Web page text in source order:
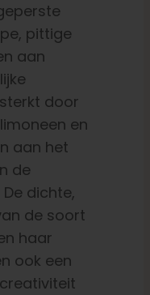
pittige
aan
door
en
aan het
de
dichte,
de soort
haar
ook een